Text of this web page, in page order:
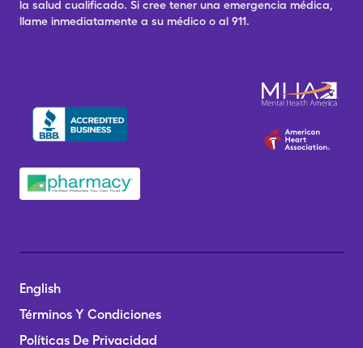
la salud cualificado. Si cree tener una emergencia médica,
llame inmediatamente a su médico o al 911.
English
Términos Y Condiciones
Políticas De Privacidad